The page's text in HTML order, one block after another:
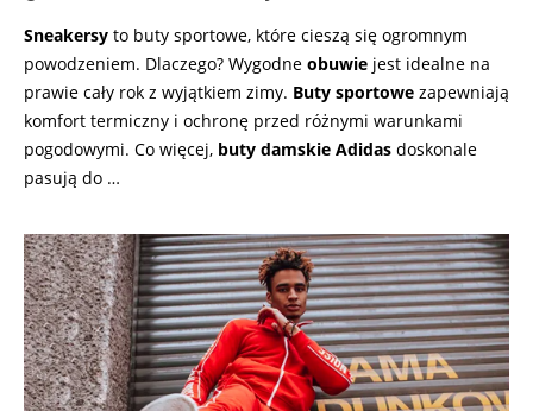
Sneakersy to buty sportowe, które cieszą się ogromnym
powodzeniem. Dlaczego? Wygodne obuwie jest idealne na
prawie cały rok z wyjątkiem zimy. Buty sportowe zapewniają
komfort termiczny i ochronę przed różnymi warunkami
pogodowymi. Co więcej, buty damskie Adidas doskonale
pasują do …